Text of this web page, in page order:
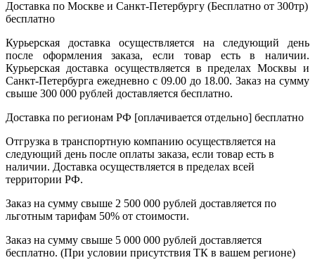
Доставка по Москве и Санкт-Петербургу (Бесплатно от 300тр)
бесплатно
Курьерская доставка осуществляется на следующий день
после оформления заказа, если товар есть в наличии.
Курьерская доставка осуществляется в пределах Москвы и
Санкт-Петербурга ежедневно с 09.00 до 18.00. Заказ на сумму
свыше 300 000 рублей доставляется бесплатно.
Доставка по регионам РФ [оплачивается отдельно] бесплатно
Отгрузка в транспортную компанию осуществляется на
следующий день после оплаты заказа, если товар есть в
наличии. Доставка осуществляется в пределах всей
территории РФ.
Заказ на сумму свыше 2 500 000 рублей доставляется по
льготным тарифам 50% от стоимости.
Заказ на сумму свыше 5 000 000 рублей доставляется
бесплатно. (При условии присутствия ТК в вашем регионе)